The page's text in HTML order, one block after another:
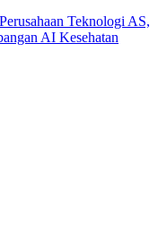
Teknologi AS,
AI Kesehatan